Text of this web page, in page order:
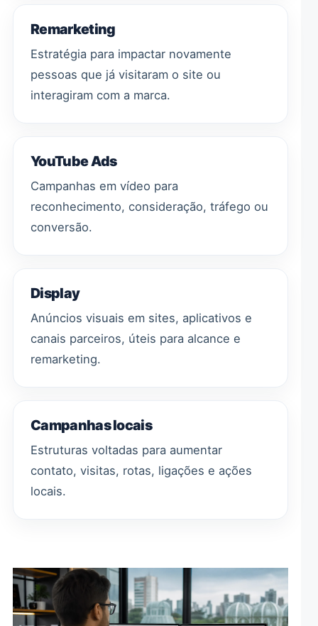
Remarketing
Estratégia para impactar novamente
pessoas que já visitaram o site ou
interagiram com a marca.
YouTube Ads
Campanhas em vídeo para
reconhecimento, consideração, tráfego ou
conversão.
Display
Anúncios visuais em sites, aplicativos e
canais parceiros, úteis para alcance e
remarketing.
Campanhas locais
Estruturas voltadas para aumentar
contato, visitas, rotas, ligações e ações
locais.